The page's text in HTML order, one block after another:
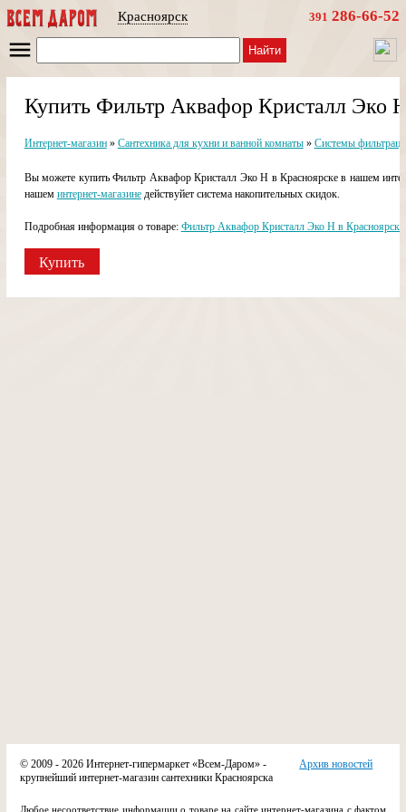
Красноярск 391 286-66-52
Найти
Купить Фильтр Аквафор Кристалл Эко
Интернет-магазин» Сантехника для кухни и ванной комнаты» Системы
Вы можете купить Фильтр Аквафор Кристалл Эко H в Красноярске в нашем
нашем интернет-магазинедействуйет система накопительных скидок.
Подробная информация о товаре: Фильтр Аквафор Кристалл Эко H в Красноярске
Купить
Архив новостей
© 2009 - 2026 Интернет-гипермаркет «Всем-Даром» -
крупнейший интернет-магазин сантехники Красноярска
Любое несоответствие информации о товаре на сайте интернет-магазина с фактом